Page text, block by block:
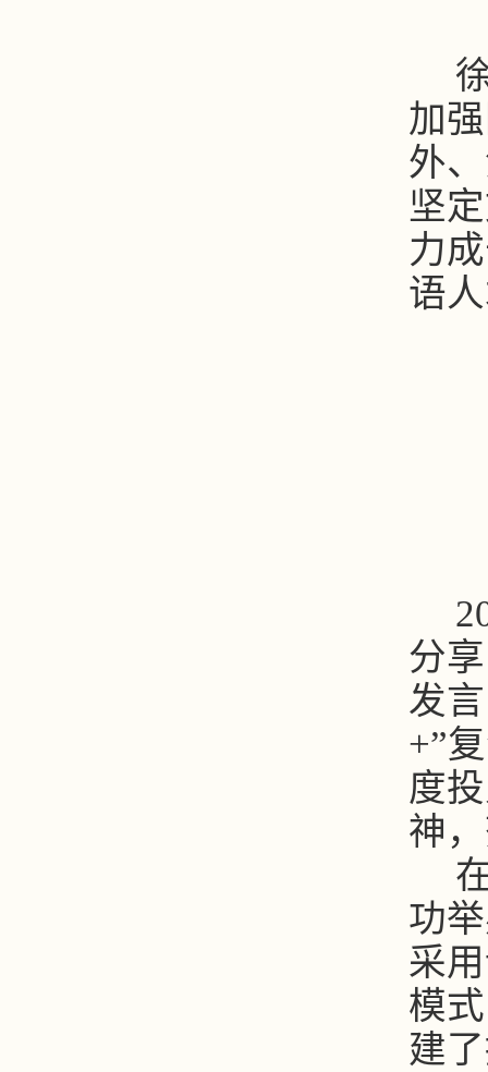
加
外
坚
力
语
分
发
+”
度
神
功
采
模
建